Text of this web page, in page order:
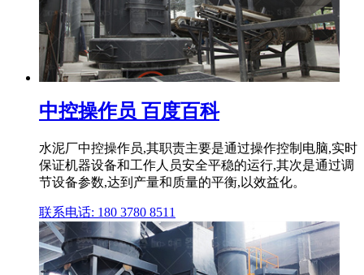
中控操作员 百度百科
水泥厂中控操作员,其职责主要是通过操作控制电脑,实时
保证机器设备和工作人员安全平稳的运行,其次是通过调
节设备参数,达到产量和质量的平衡,以效益化。
联系电话: 180 3780 8511